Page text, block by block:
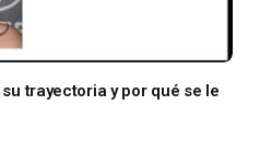
trayectoria y por qué se le